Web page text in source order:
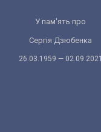
У пам'ять про
Сергія Дзюбенка
26.03.1959 — 02.09.2021